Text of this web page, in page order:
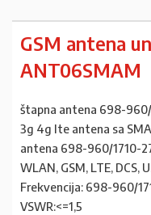
GSM antena
ANT06SMAM
štapna antena 698-
3g 4g lte antena sa
antena 698-960/1710-
WLAN, GSM, LTE, DCS,
Frekvencija: 698-960/
VSWR:<=1,5